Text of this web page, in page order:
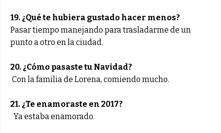
19. ¿Qué te hubiera gustado hacer menos?
Pasar tiempo manejando para trasladarme de un
punto a otro en la ciudad.
20. ¿Cómo pasaste tu Navidad?
Con la familia de Lorena, comiendo mucho.
21. ¿Te enamoraste en 2017?
Ya estaba enamorado.